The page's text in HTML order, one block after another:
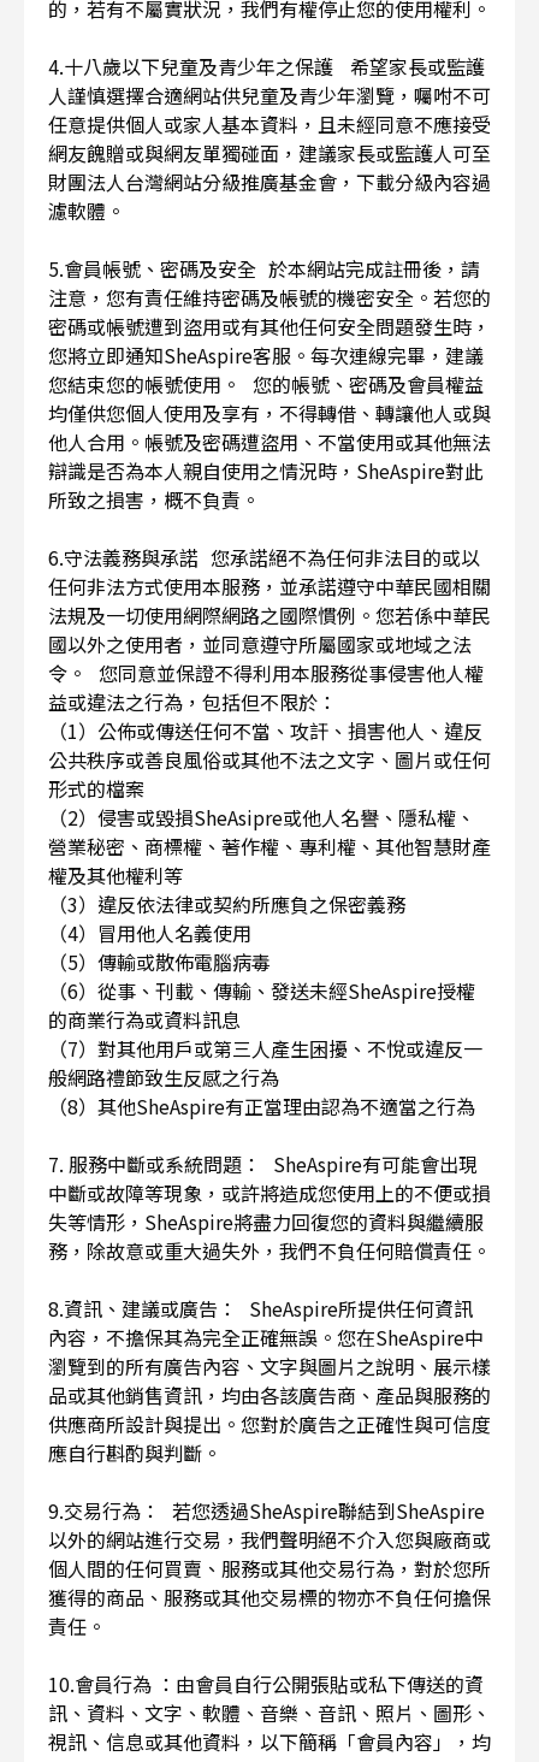
的，若有不屬實狀況，我們有權停止您的使用權利。
4.十八歲以下兒童及青少年之保護 希望家長或監護
人謹慎選擇合適網站供兒童及青少年瀏覽，囑咐不可
任意提供個人或家人基本資料，且未經同意不應接受
網友餽贈或與網友單獨碰面，建議家長或監護人可至
財團法人台灣網站分級推廣基金會，下載分級內容過
濾軟體。
5.會員帳號、密碼及安全 於本網站完成註冊後，請
注意，您有責任維持密碼及帳號的機密安全。若您的
密碼或帳號遭到盜用或有其他任何安全問題發生時，
您將立即通知SheAspire客服。每次連線完畢，建議
您結束您的帳號使用。 您的帳號、密碼及會員權益
均僅供您個人使用及享有，不得轉借、轉讓他人或與
他人合用。帳號及密碼遭盜用、不當使用或其他無法
辯識是否為本人親自使用之情況時，SheAspire對此
所致之損害，概不負責。
6.守法義務與承諾 您承諾絕不為任何非法目的或以
任何非法方式使用本服務，並承諾遵守中華民國相關
法規及一切使用網際網路之國際慣例。您若係中華民
國以外之使用者，並同意遵守所屬國家或地域之法
令。 您同意並保證不得利用本服務從事侵害他人權
益或違法之行為，包括但不限於：
（1）公佈或傳送任何不當、攻訐、損害他人、違反
公共秩序或善良風俗或其他不法之文字、圖片或任何
形式的檔案
（2）侵害或毀損SheAsipre或他人名譽、隱私權、
營業秘密、商標權、著作權、專利權、其他智慧財產
權及其他權利等
（3）違反依法律或契約所應負之保密義務
（4）冒用他人名義使用
（5）傳輸或散佈電腦病毒
（6）從事、刊載、傳輸、發送未經SheAspire授權
的商業行為或資料訊息
（7）對其他用戶或第三人產生困擾、不悅或違反一
般網路禮節致生反感之行為
（8）其他SheAspire有正當理由認為不適當之行為
7. 服務中斷或系統問題： SheAspire有可能會出現
中斷或故障等現象，或許將造成您使用上的不便或損
失等情形，SheAspire將盡力回復您的資料與繼續服
務，除故意或重大過失外，我們不負任何賠償責任。
8.資訊、建議或廣告： SheAspire所提供任何資訊
內容，不擔保其為完全正確無誤。您在SheAspire中
瀏覽到的所有廣告內容、文字與圖片之說明、展示樣
品或其他銷售資訊，均由各該廣告商、產品與服務的
供應商所設計與提出。您對於廣告之正確性與可信度
應自行斟酌與判斷。
9.交易行為： 若您透過SheAspire聯結到SheAspire
以外的網站進行交易，我們聲明絕不介入您與廠商或
個人間的任何買賣、服務或其他交易行為，對於您所
獲得的商品、服務或其他交易標的物亦不負任何擔保
責任。
10.會員行為 ：由會員自行公開張貼或私下傳送的資
訊、資料、文字、軟體、音樂、音訊、照片、圖形、
視訊、信息或其他資料，以下簡稱「會員內容」，均